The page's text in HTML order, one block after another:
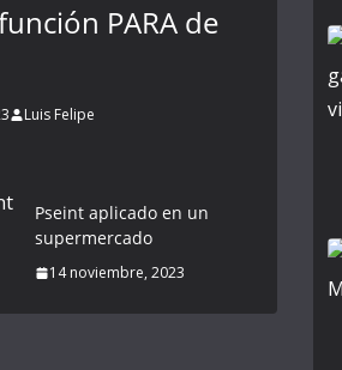
PARA de
Luis Felipe
Pseint aplicado en un
supermercado
14 noviembre, 2023